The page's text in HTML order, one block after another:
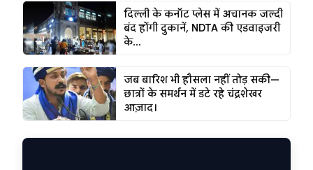
दिल्ली के कनॉट प्लेस में अचानक जल्दी
बंद होंगी दुकानें, NDTA की एडवाइजरी
के...
जब बारिश भी हौसला नहीं तोड़ सकी—
छात्रों के समर्थन में डटे रहे चंद्रशेखर
आज़ाद।